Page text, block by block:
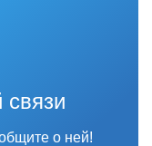
о ней!